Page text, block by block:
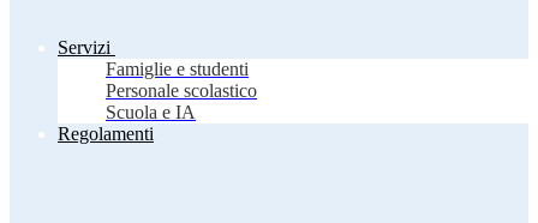
Servizi
Famiglie e studenti
Personale scolastico
Scuola e IA
Regolamenti